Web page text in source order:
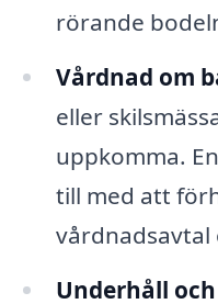
rörande
Vårdnad om
eller
uppkomma.
till med att
vårdnadsavtal
Underhåll